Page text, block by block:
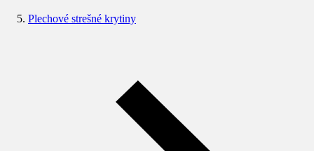
Plechové strešné krytiny